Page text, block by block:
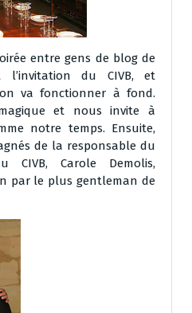
entre gens de blog de
l’invitation du CIVB, et
va fonctionner à fond.
et nous invite à
notre temps. Ensuite,
de la responsable du
CIVB, Carole Demolis,
par le plus gentleman de